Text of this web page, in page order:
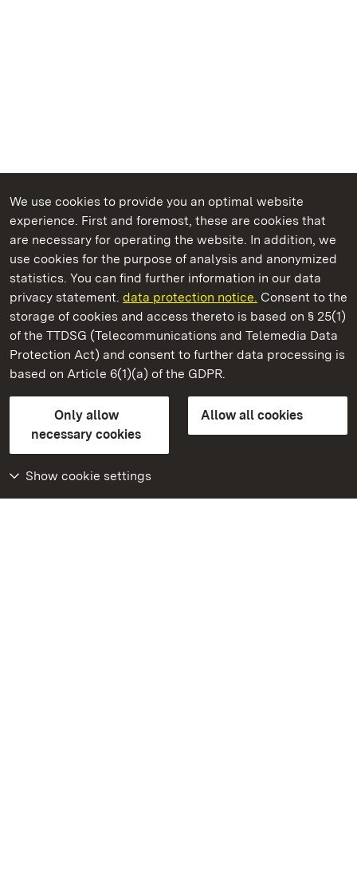
We use cookies to provide you an optimal website
experience. First and foremost, these are cookies that
are necessary for operating the website. In addition, we
use cookies for the purpose of analysis and anonymized
statistics. You can find further information in our data
privacy statement. data protection notice. Consent to the
storage of cookies and access thereto is based on § 25(1)
of the TTDSG (Telecommunications and Telemedia Data
Protection Act) and consent to further data processing is
based on Article 6(1)(a) of the GDPR.
Only allow
necessary cookies
Allow all cookies
Show cookie settings
State Palaces and Gardens of Baden-Wuerttemberg
Staatliche Schlösser und Gärten Baden‑Württemberg
State Palaces and Gardens of Baden-Wuerttemberg
Contact usFAQMasthead
Declaration on barrier-free access
BITV-konform (geprüfte Seiten)